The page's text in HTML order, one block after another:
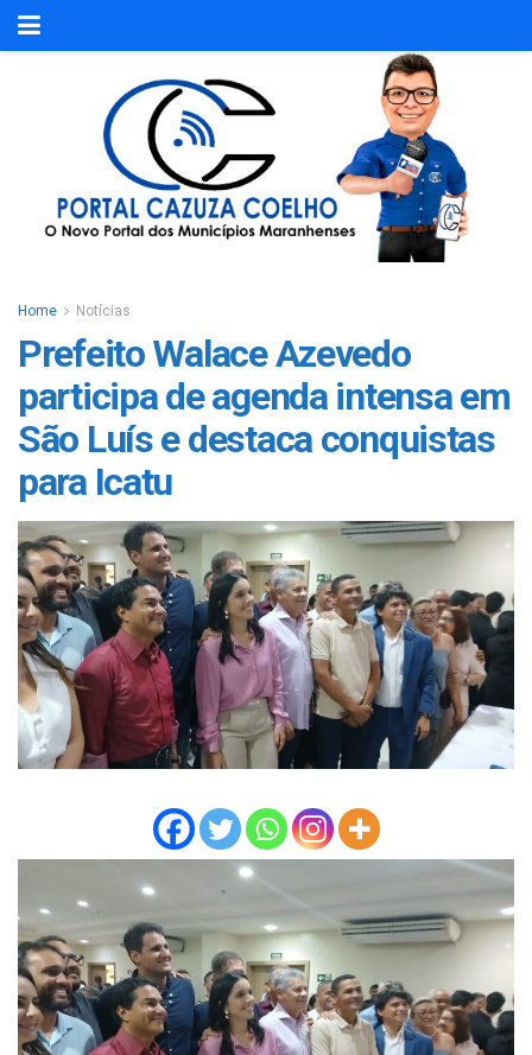
Home Notícias
Prefeito Walace Azevedo
participa de agenda intensa em
São Luís e destaca conquistas
para Icatu